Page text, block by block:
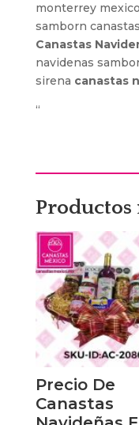
monterrey mexico
samborn
Canastas
navidenas
sirena canastas
“
Productos
Precio De
Canastas